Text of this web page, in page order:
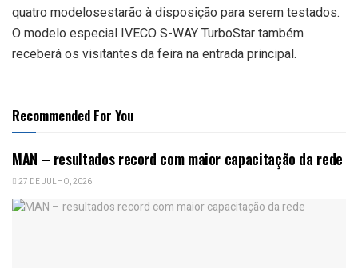
quatro modelosestarão à disposição para serem testados.
O modelo especial IVECO S-WAY TurboStar também
receberá os visitantes da feira na entrada principal.
Recommended For You
MAN – resultados record com maior capacitação da rede
27 DE JULHO, 2026